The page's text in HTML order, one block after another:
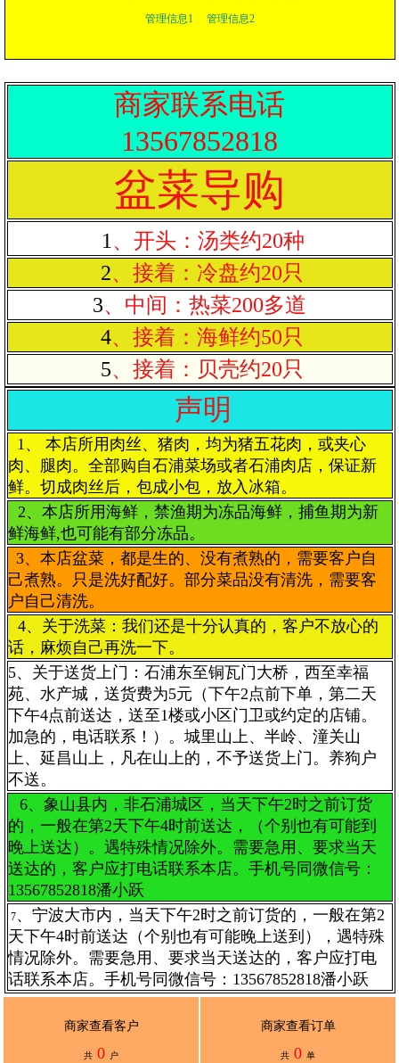
管理信息1 管理信息2
商家联系电话
13567852818
盆菜导购
1 、开头：汤类约20种
2、接着：冷盘约20只
3、中间：热菜200多道
4、接着：海鲜约50只
5、接着：贝壳约20只
声明
1、 本店所用肉丝、猪肉，均为猪五花肉，或夹心
肉、腿肉。全部购自石浦菜场或者石浦肉店，保证新
鲜。切成肉丝后，包成小包，放入冰箱。
2、本店所用海鲜，禁渔期为冻品海鲜，捕鱼期为新
鲜海鲜,也可能有部分冻品。
3、本店盆菜，都是生的、没有煮熟的，需要客户自
己煮熟。只是洗好配好。部分菜品没有清洗，需要客
户自己清洗。
4、关于洗菜：我们还是十分认真的，客户不放心的
话，麻烦自己再洗一下。
5、关于送货上门：石浦东至铜瓦门大桥，西至幸福
苑、水产城，送货费为5元（下午2点前下单，第二天
下午4点前送达，送至1楼或小区门卫或约定的店铺。
加急的，电话联系！）。城里山上、半岭、潼关山
上、延昌山上，凡在山上的，不予送货上门。养狗户
不送。
6、象山县内，非石浦城区，当天下午2时之前订货
的，一般在第2天下午4时前送达，（个别也有可能到
晚上送达）。遇特殊情况除外。需要急用、要求当天
送达的，客户应打电话联系本店。手机号同微信号：
13567852818潘小跃
7、宁波大市内，当天下午2时之前订货的，一般在第2
天下午4时前送达（个别也有可能晚上送到），遇特殊
情况除外。需要急用、要求当天送达的，客户应打电
话联系本店。手机号同微信号：13567852818潘小跃
商家查看客户
共 0 户
商家查看订单
共 0 单